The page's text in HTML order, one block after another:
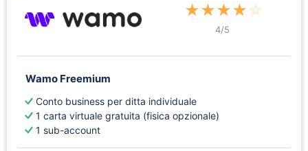
★★★★☆
4/5
Wamo Freemium
Conto business per ditta individuale
1 carta virtuale gratuita (fisica opzionale)
1 sub-account